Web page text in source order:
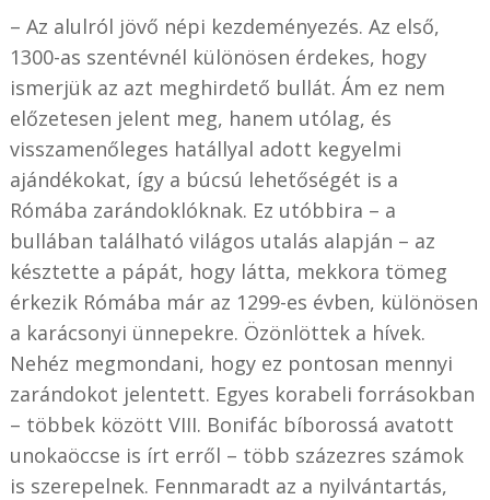
– Az alulról jövő népi kezdeményezés. Az első,
1300-as szentévnél különösen érdekes, hogy
ismerjük az azt meghirdető bullát. Ám ez nem
előzetesen jelent meg, hanem utólag, és
visszamenőleges hatállyal adott kegyelmi
ajándékokat, így a búcsú lehetőségét is a
Rómába zarándoklóknak. Ez utóbbira – a
bullában található világos utalás alapján – az
késztette a pápát, hogy látta, mekkora tömeg
érkezik Rómába már az 1299-es évben, különösen
a karácsonyi ünnepekre. Özönlöttek a hívek.
Nehéz megmondani, hogy ez pontosan mennyi
zarándokot jelentett. Egyes korabeli forrásokban
– többek között VIII. Bonifác bíborossá avatott
unokaöccse is írt erről – több százezres számok
is szerepelnek. Fennmaradt az a nyilvántartás,